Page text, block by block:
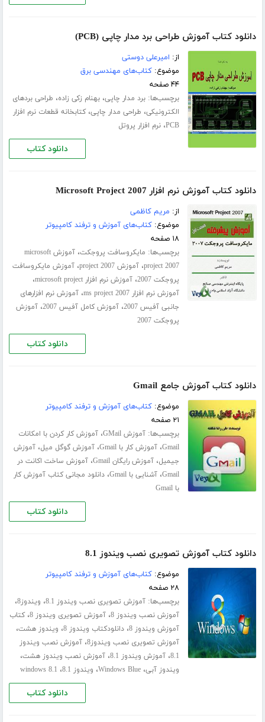
دانلود کتاب آموزش طراحی برد مدار چاپی (PCB)
از: امیرعلی دوستی
موضوع:کتاب‌های مهندسی برق
۴۴ صفحه
برچسب‌ها:برد مدار چاپی،بهنام زکی زاده، طراحی بردهای
الکترونیکی، طراحی مدار چاپی،کتابخانه قطعات نرم افزار
PCB،نرم افزار پروتل
دانلود کتاب
دانلود کتاب آموزش نرم افزار Microsoft Project 2007
از: مریم کاظمی
موضوع:کتاب‌های آموزش و ترفند کامپیوتر
۱۸ صفحه
برچسب‌ها: مایکروسافت پروجکت،
آموزش microsoft
project 2007،آموزش project 2007 ،آموزش مایکروسافت
پروجکت 2007
،آموزش نرم افزار microsoft project ،
آموزش نرم افزار ms project 2007 ،آموزش نرم افزارهای
جانبی آفیس 2007
،آموزش کامل آفیس 2007 ،آموزش
پروجکت 2007
دانلود کتاب
دانلود کتاب آموزش جامع Gmail
موضوع:کتاب‌های آموزش و ترفند کامپیوتر
۲۱ صفحه
برچسب‌ها:آموزش GMail ،آموزش کار کردن با امکانات
Gmail،آموزش کار با Gmail ،آموزش گوگل میل،آموزش
جیمیل،آموزش رایگان Gmail ،آموزش ساخت اکانت در
Gmail،آشنایی با Gmail ،دانلود مجانی کتاب آموزش کار
با Gmail
دانلود کتاب
دانلود کتاب آموزش تصویری نصب ویندوز 8.1
موضوع:کتاب‌های آموزش و ترفند کامپیوتر
۲۸ صفحه
برچسب‌ها:آموزش تصویری نصب ویندوز 8.1 ، ویندوز8 ،
آموزش نصب ویندوز 8 ،آموزش تصویری ویندوز 8 ،کتاب
آموزش ویندوز 8 ،دانلودکتاب ویندوز 8 ، ویندوز هشت،
آموزش تصویری نصب ویندوز8 ،آموزش نصب ویندوز
8.1،آموزش ویندوز 8.1 ،آموزش نصب ویندوز هشت،
ویندوز آبی،Windows Blue، ویندوز 8.1 ، windows 8.1
دانلود کتاب